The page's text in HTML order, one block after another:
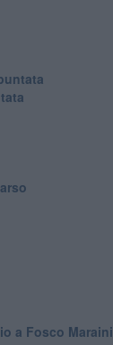
a Fosco Maraini